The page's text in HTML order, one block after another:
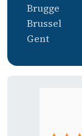
Brugge
Brussel
Gent